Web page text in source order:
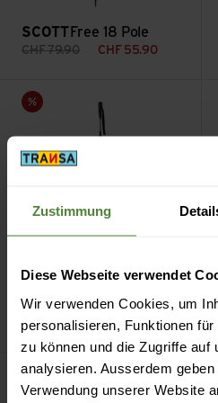
Zustimmung
Diese Webseite verwendet
Wir verwenden Cookies, um
personalisieren, Funktionen
zu können und die Zugriffe auf
analysieren. Ausserdem
Verwendung unserer Website
SCOTT Free 18 Pole
CHF79.90 CHF 55.90
Sale
SCOTTOrigin Pole
CHF109.90 CHF 54.90
Origin Pole ansehen
Sale
SpeedLock 2 Hebel, 16/14m